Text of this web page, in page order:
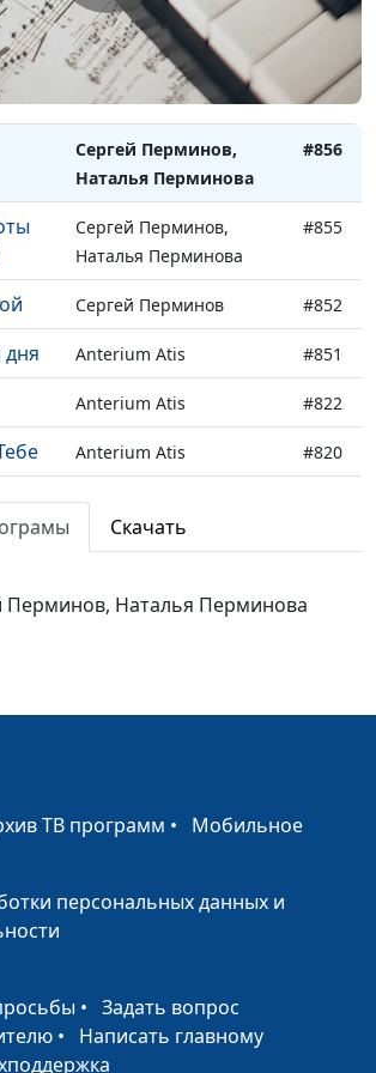
Наталья Перминова
Сергей Перминов,
Наталья Перминова
#857
Сергей Перминов,
Наталья Перминова
#856
Сергей Перминов,
Наталья Перминова
#855
Сергей Перминов #852
дня Anterium Atis #851
Anterium Atis #822
Anterium Atis #820
Anterium Atis
Светлана Малова,
#815
Светлана Малова
Светлана Малова
Светлана Малова
Скачать
Перминов, Наталья Перминова
ТВ программ • Мобильное
персональных данных и
• Задать вопрос
• Написать главному